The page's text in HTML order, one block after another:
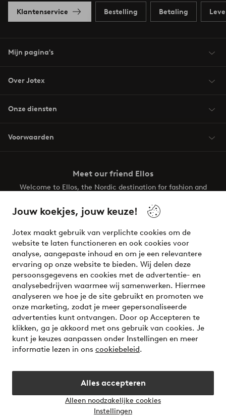
Jouw koekjes, jouw keuze!
Jotex maakt gebruik van verplichte cookies om de
website te laten functioneren en ook cookies voor
analyse, aangepaste inhoud en om je een relevantere
ervaring op onze website te bieden. Wij delen deze
persoonsgegevens en cookies met de advertentie- en
analysebedrijven waarmee wij samenwerken. Hiermee
analyseren we hoe je de site gebruikt en promoten we
onze marketing, zodat je meer gepersonaliseerde
advertenties kunt ontvangen. Door op Accepteren te
klikken, ga je akkoord met ons gebruik van cookies. Je
kunt je keuzes aanpassen onder Instellingen en meer
informatie lezen in ons cookiebeleid.
Alles accepteren
Alleen noodzakelijke cookies
Instellingen
Klantenservice Bestelling Betaling
Mijn pagina's
Over Jotex
Onze diensten
Voorwaarden
Meet our friend Ellos
Welcome to Ellos, the Nordic destination for fashion and
your wardrobe. Your next inspiring look is here!
Veilig betalen - Nu betalen of opsplitsen
Wil je meer weten over onze betaalopties?